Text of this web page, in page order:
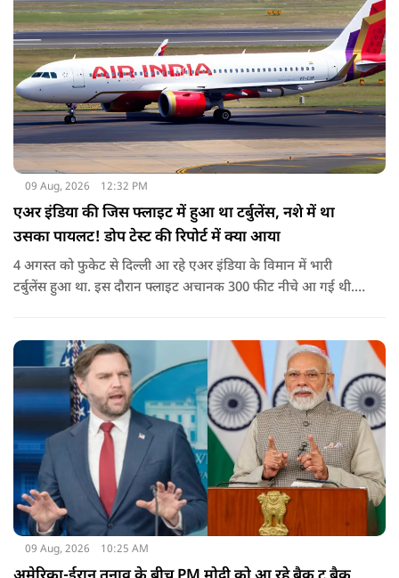
09 Aug, 2026 12:32 PM
एअर इंडिया की जिस फ्लाइट में हुआ था टर्बुलेंस, नशे में था
उसका पायलट! डोप टेस्ट की रिपोर्ट में क्या आया
4 अगस्त को फुकेट से दिल्ली आ रहे एअर इंडिया के विमान में भारी
टर्बुलेंस हुआ था. इस दौरान फ्लाइट अचानक 300 फीट नीचे आ गई थी.
09 Aug, 2026 10:25 AM